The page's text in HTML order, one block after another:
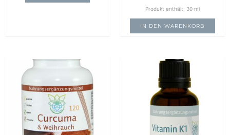
Produkt enthält: 30 ml
IN DEN WARENKORB